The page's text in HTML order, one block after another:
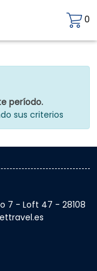
0
período.
sus criterios
7 - Loft 47 - 28108